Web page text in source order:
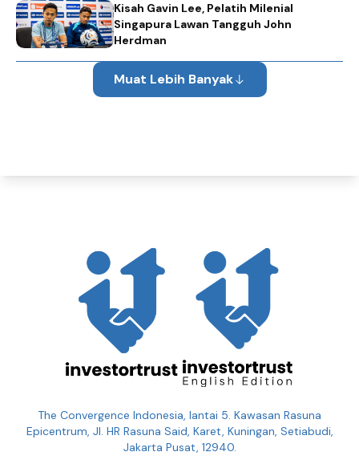
Kisah Gavin Lee, Pelatih Milenial
Singapura Lawan Tangguh John
Herdman
Muat Lebih Banyak
The Convergence Indonesia, lantai 5. Kawasan Rasuna
Epicentrum, Jl. HR Rasuna Said, Karet, Kuningan, Setiabudi,
Jakarta Pusat, 12940.